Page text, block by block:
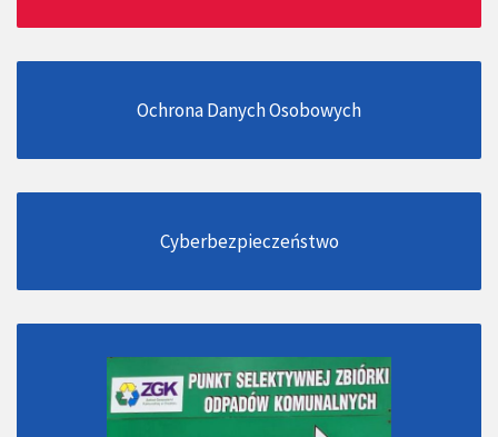
Ochrona Danych Osobowych
Cyberbezpieczeństwo